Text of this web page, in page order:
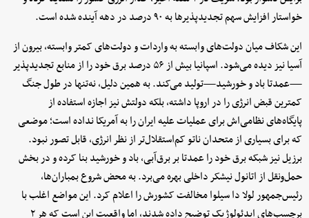
خواستار افزایش سهم تجدیدپذیرها به ۹۰ درصد در دهه آینده شده است.
این شکاف میان دولت‌های وابسته به واردات و دولت‌های کمتر وابسته، بیرون از
آسیا نیز دیده می‌شود. اسپانیا بیش از ۵۶ درصد برق خود را از منابع تجدیدپذیر
—عمدتا باد و خورشید—تولید می‌کند. به همین دلیل، نه‌تنها در طول جنگ
کمترین قبض انرژی را در اروپا داشته، بلکه دولتش نیز اجازه استفاده از
پایگاه‌های نظامی‌اش برای عملیات علیه ایران را به آمریکا نداده است؛ موضعی
که برای بسیاری از متحدان ناتو کم‌استقلال‌تر از نظر انرژی، قابل تصور نبود.
برزیل نیز شبکه برق خود را عمدتا بر برق‌آبی، باد و خورشید بنا کرده و در بخش
حمل‌ونقل از اتانول نیشکر داخلی بهره می‌برد. به محض شروع بمباران‌ها،
رئیس‌جمهور لولا دا سیلوا مخالفت کشورش را اعلام کرد. این مواضع اغلب با
برچسب‌های ایدئولوژیک توضیح داده شدند، اما واقعیت این است که هر ۲